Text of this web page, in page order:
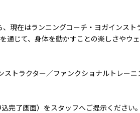
現在はランニングコーチ・ヨガインスト
通じて、身体を動かすことの楽しさやウ
トラクター／ファンクショナルトレー
完了画面）をスタッフへご提示ください。